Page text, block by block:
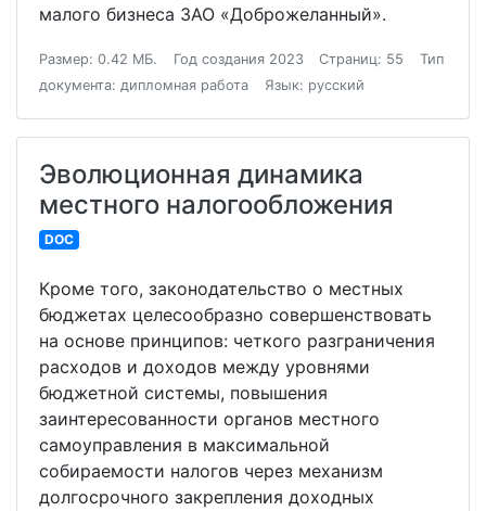
малого бизнеса ЗАО «Доброжеланный».
Размер: 0.42 МБ. Год создания 2023 Страниц: 55
Тип
документа: дипломная работа
Язык: русский
Эволюционная динамика
местного налогообложения
DOC
Кроме того, законодательство о местных
бюджетах целесообразно совершенствовать
на основе принципов: четкого разграничения
расходов и доходов между уровнями
бюджетной системы, повышения
заинтересованности органов местного
самоуправления в максимальной
собираемости налогов через механизм
долгосрочного закрепления доходных